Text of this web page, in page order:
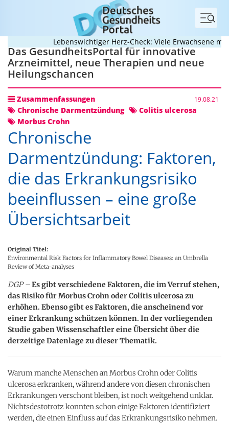
Menü
Lebenswichtiger Herz-Check: Viele Erwachsene mit
Das GesundheitsPortal für innovative
Arzneimittel, neue Therapien und neue
Heilungschancen
Zusammenfassungen 19.08.21
Chronische Darmentzündung
Colitis ulcerosa
Morbus Crohn
Chronische
Darmentzündung: Faktoren,
die das Erkrankungsrisiko
beeinflussen – eine große
Übersichtsarbeit
Original Titel:
Environmental Risk Factors for Inflammatory Bowel Diseases: an Umbrella
Review of Meta-analyses
DGP –Es gibt verschiedene Faktoren, die im Verruf stehen,
das Risiko für Morbus Crohn oder Colitis ulcerosa zu
erhöhen. Ebenso gibt es Faktoren, die anscheinend vor
einer Erkrankung schützen können. In der vorliegenden
Studie gaben Wissenschaftler eine Übersicht über die
derzeitige Datenlage zu dieser Thematik.
Warum manche Menschen an Morbus Crohn oder Colitis
ulcerosa erkranken, während andere von diesen chronischen
Erkrankungen verschont bleiben, ist noch weitgehend unklar.
Nichtsdestotrotz konnten schon einige Faktoren identifiziert
werden, die einen Einfluss auf das Erkrankungsrisiko nehmen.